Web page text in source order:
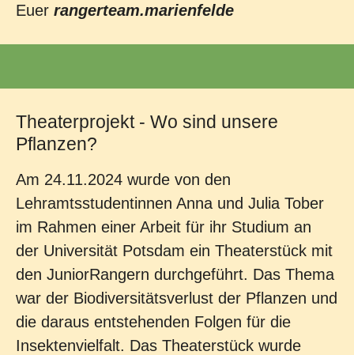
Euer rangerteam.marienfelde
Theaterprojekt - Wo sind unsere
Pflanzen?
Am 24.11.2024 wurde von den
Lehramtsstudentinnen Anna und Julia Tober
im Rahmen einer Arbeit für ihr Studium an
der Universität Potsdam ein Theaterstück mit
den JuniorRangern durchgeführt. Das Thema
war der Biodiversitätsverlust der Pflanzen und
die daraus entstehenden Folgen für die
Insektenvielfalt. Das Theaterstück wurde